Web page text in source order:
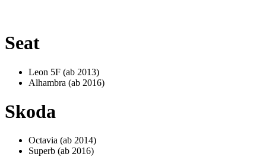
Seat
Leon 5F (ab 2013)
Alhambra (ab 2016)
Skoda
Octavia (ab 2014)
Superb (ab 2016)